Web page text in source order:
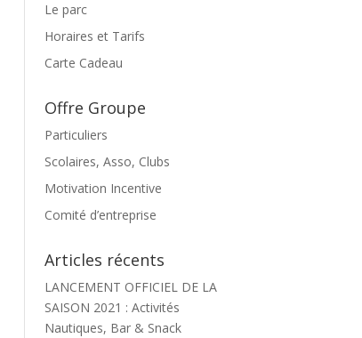
Le parc
Horaires et Tarifs
Carte Cadeau
Offre Groupe
Particuliers
Scolaires, Asso, Clubs
Motivation Incentive
Comité d’entreprise
Articles récents
LANCEMENT OFFICIEL DE LA
SAISON 2021 : Activités
Nautiques, Bar & Snack